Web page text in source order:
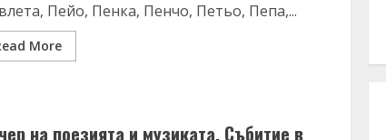
Пейо, Пенка, Пенчо, Петьо, Пепа,...
More
на поезията и музиката. Събитие в